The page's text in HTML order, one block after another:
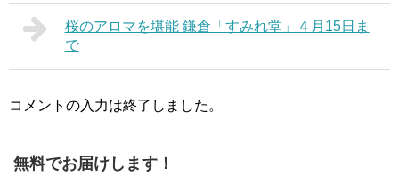
桜のアロマを堪能 鎌倉「すみれ堂」４月15日ま
で
コメントの入力は終了しました。
無料でお届けします！